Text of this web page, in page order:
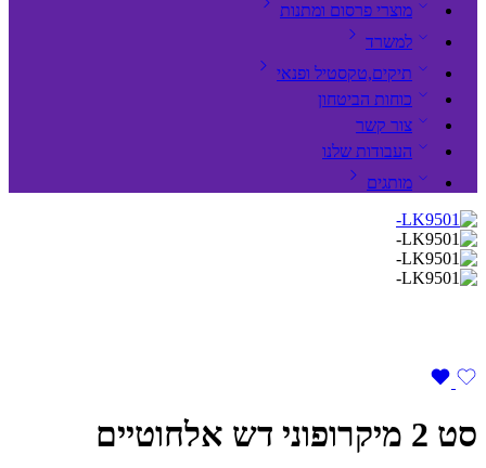
מוצרי פרסום ומתנות
למשרד
תיקים,טקסטיל ופנאי
כוחות הביטחון
צור קשר
העבודות שלנו
מותגים
סט 2 מיקרופוני דש אלחוטיים